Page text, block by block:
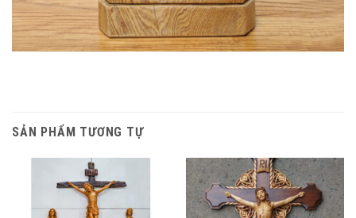
SẢN PHẨM TƯƠNG TỰ